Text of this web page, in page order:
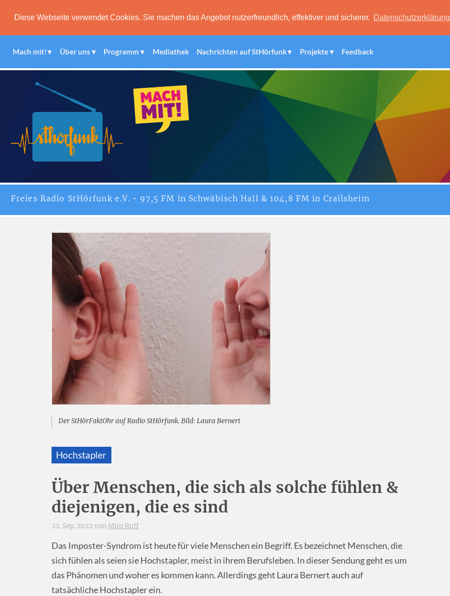
Diese Webseite verwendet Cookies. Sie machen das Angebot nutzerfreundlich, effektiver und sicherer. Datenschutzerklärung
Mach mit! Über uns Programm Mediathek Nachrichten auf StHörfunk Projekte Feedback
Freies Radio StHörfunke.V. • 97,5 FM in Schwäbisch Hall & 104,8 FM in Crailsheim
Der StHörFaktOhr auf Radio StHörfunk. Bild: Laura Bernert
Hochstapler
Über Menschen, die sich als solche fühlen &
diejenigen, die es sind
22. Sep. 2022 von Miro Ruff
Das Imposter-Syndrom ist heute für viele Menschen ein Begriff. Es bezeichnet Menschen, die
sich fühlen als seien sie Hochstapler, meist in ihrem Berufsleben. In dieser Sendung geht es um
das Phänomen und woher es kommen kann. Allerdings geht Laura Bernert auch auf
tatsächliche Hochstapler ein.